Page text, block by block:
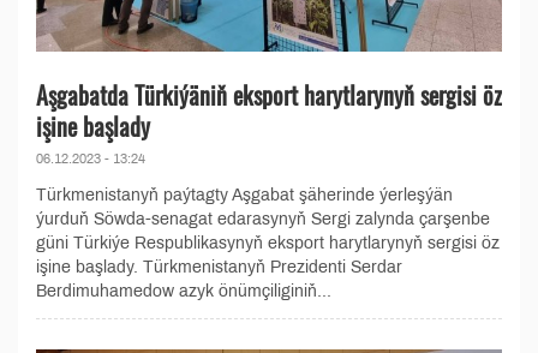
Aşgabatda Türkiýäniň eksport harytlarynyň sergisi öz
işine başlady
06.12.2023 - 13:24
Türkmenistanyň paýtagty Aşgabat şäherinde ýerleşýän
ýurduň Söwda-senagat edarasynyň Sergi zalynda çarşenbe
güni Türkiýe Respublikasynyň eksport harytlarynyň sergisi öz
işine başlady. Türkmenistanyň Prezidenti Serdar
Berdimuhamedow azyk önümçiliginiň...